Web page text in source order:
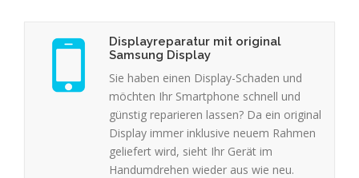
Displayreparatur mit original
Samsung Display
Sie haben einen Display-Schaden und
möchten Ihr Smartphone schnell und
günstig reparieren lassen? Da ein original
Display immer inklusive neuem Rahmen
geliefert wird, sieht Ihr Gerät im
Handumdrehen wieder aus wie neu.